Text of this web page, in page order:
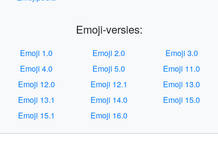
Emoji-versies:
Emoji 1.0 Emoji 2.0
Emoji 3.0
Emoji 4.0
Emoji 5.0
Emoji 11.0
Emoji 12.0
Emoji 12.1
Emoji 13.0
Emoji 13.1
Emoji 14.0
Emoji 15.0
Emoji 15.1
Emoji 16.0